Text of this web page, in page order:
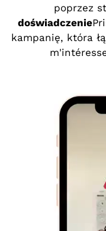
poprzez
doświadczenie
kampanię, która